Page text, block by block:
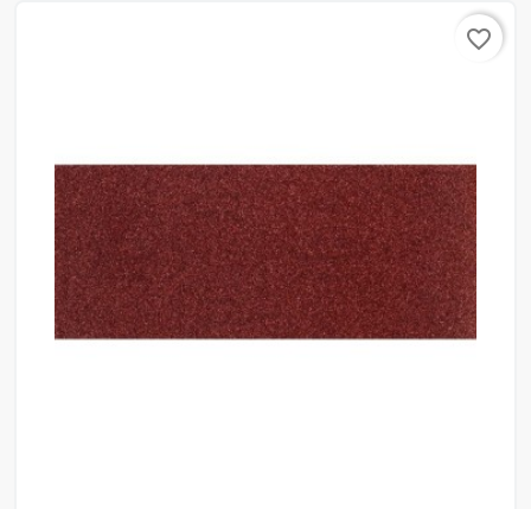
favorite_border